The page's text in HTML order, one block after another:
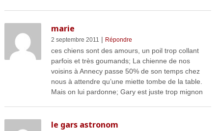
marie
2 septembre 2011 | Répondre
ces chiens sont des amours, un poil trop collant
parfois et très goumands; La chienne de nos
voisins à Annecy passe 50% de son temps chez
nous à attendre qu’une miette tombe de la table.
Mais on lui pardonne; Gary est juste trop mignon
le gars astronom